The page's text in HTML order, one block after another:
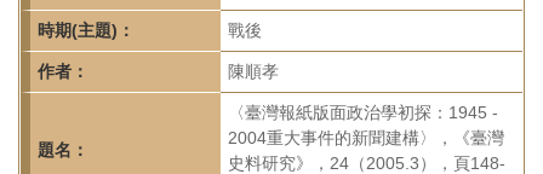
史
研
究
時期(主題)： 戰後
作者： 陳順孝
題名：
〈臺灣報紙版面政治學初探：1945 -
2004重大事件的新聞建構〉，《臺灣
史料研究》，24（2005.3），頁148-